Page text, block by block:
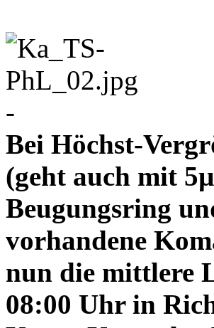
-
Bei Höchst-
(geht auch mit
Beugungsring
vorhandene
nun die mittlere
08:00 Uhr in